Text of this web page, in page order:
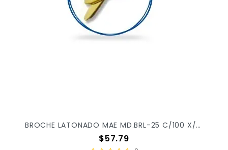
BROCHE LATONADO MAE MD.BRL-25 C/100 X/300
Precio
$57.79